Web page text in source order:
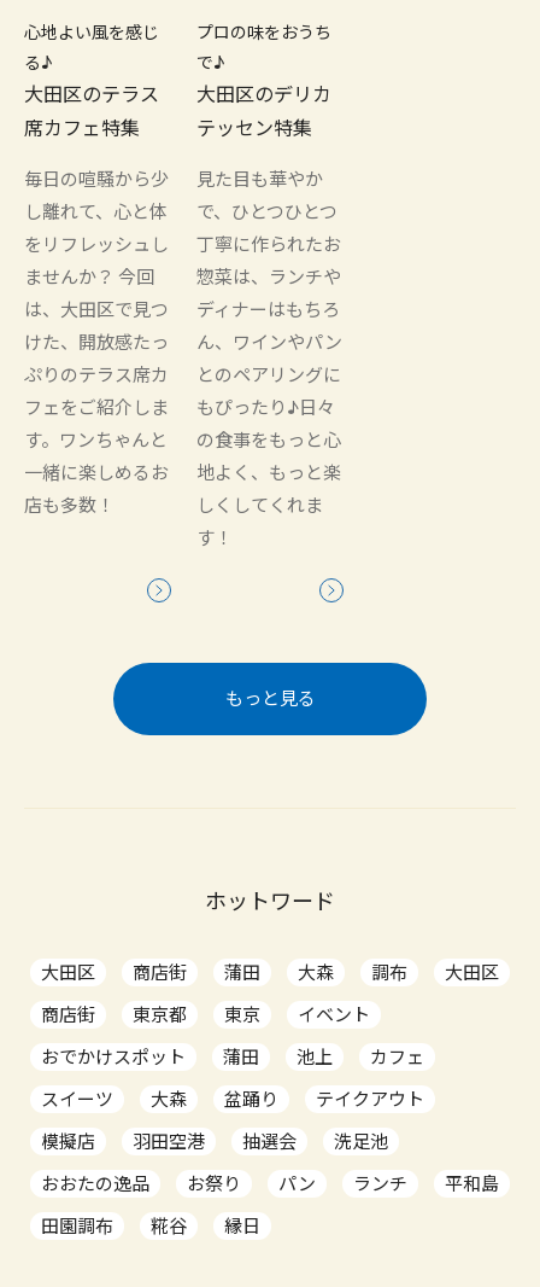
心地よい風を感じ
る♪
大田区のテラス
席カフェ特集
毎日の喧騒から少
し離れて、心と体
をリフレッシュし
ませんか？ 今回
は、大田区で見つ
けた、開放感たっ
ぷりのテラス席カ
フェをご紹介しま
す。ワンちゃんと
一緒に楽しめるお
店も多数！
プロの味をおうち
で♪
大田区のデリカ
テッセン特集
見た目も華やか
で、ひとつひとつ
丁寧に作られたお
惣菜は、ランチや
ディナーはもちろ
ん、ワインやパン
とのペアリングに
もぴったり♪日々
の食事をもっと心
地よく、もっと楽
しくしてくれま
す！
もっと見る
ホットワード
大田区 商店街 蒲田 大森 調布
大田区
商店街
東京都 東京
イベント
おでかけスポット
蒲田 池上
カフェ
スイーツ
大森 盆踊り
テイクアウト
模擬店
羽田空港 抽選会
洗足池
おおたの逸品
お祭り パン ランチ
平和島
田園調布
糀谷 縁日